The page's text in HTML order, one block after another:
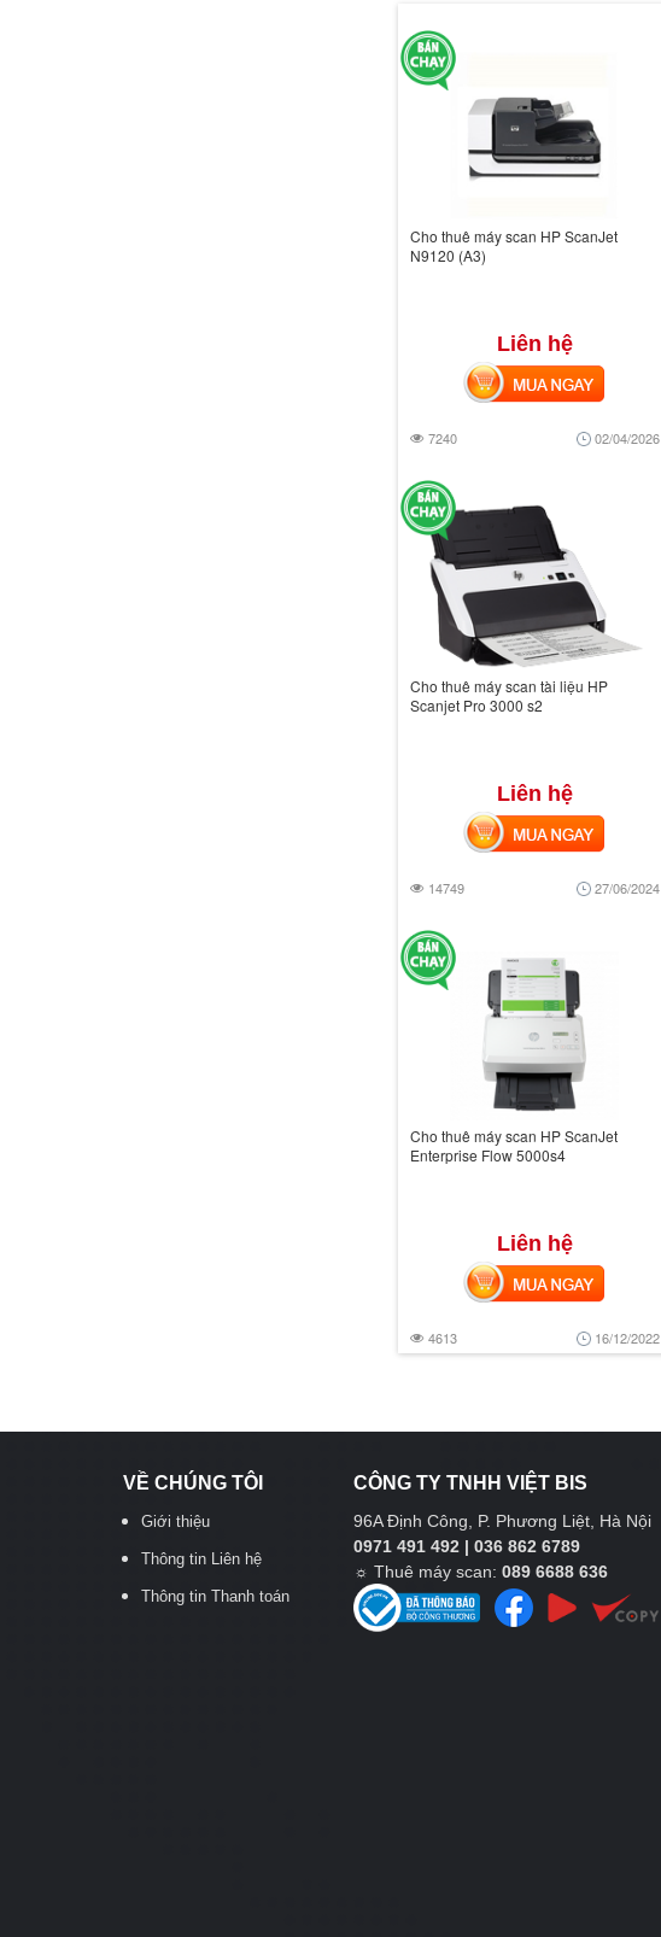
Cho thuê máy scan HP ScanJet
N9120 (A3)
Liên hệ
7240 02/04/2026
MUA NGAY
Cho thuê máy scan tài liệu HP
Scanjet Pro 3000 s2
Liên hệ
14749 27/06/2024
MUA NGAY
Cho thuê máy scan HP ScanJet
Enterprise Flow 5000s4
Liên hệ
4613 16/12/2022
MUA NGAY
VỀ CHÚNG TÔI
Giới thiệu
Thông tin Liên hệ
Thông tin Thanh toán
CÔNG TY TNHH VIỆT BIS
96A Định Công, P. Phương Liệt, Hà Nội
0971 491 492 | 036 862 6789
☼Thuê máy scan:089 6688 636